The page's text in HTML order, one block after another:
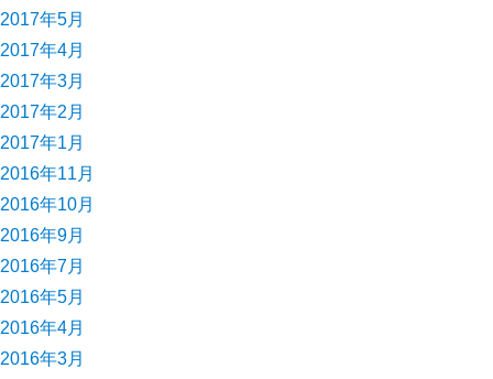
2017年5月
2017年4月
2017年3月
2017年2月
2017年1月
2016年11月
2016年10月
2016年9月
2016年7月
2016年5月
2016年4月
2016年3月